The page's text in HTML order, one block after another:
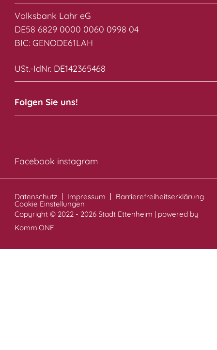
Volksbank Lahr eG
DE58 6829 0000 0060 0998 04
BIC: GENODE61LAH
USt.-IdNr. DE142365468
Folgen Sie uns!
Facebook instagram
Datenschutz Impressum Barrierefreiheitserklärung
Cookie Einstellungen
Copyright © 2022 - 2026 Stadt Ettenheim | powered by
Komm.ONE